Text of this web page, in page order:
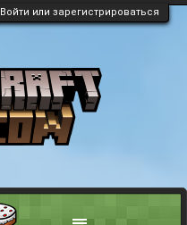
Войти или зарегистрироваться